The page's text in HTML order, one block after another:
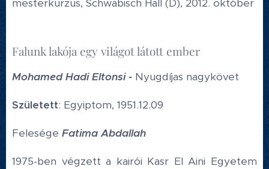
mesterkurzus, Schwäbisch Hall (D), 2012. október
Falunk lakója egy világot látott ember
Mohamed Hadi Eltonsi - Nyugdíjas nagykövet
Született: Egyiptom, 1951.12.09
Felesége Fatima Abdallah
1975-ben végzett a kairói Kasr El Aini Egyetem